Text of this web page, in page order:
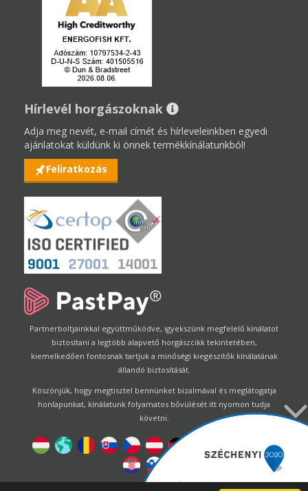
Hírlevél horgászoknak
Adja meg nevét, e-mail címét és hírleveleinkben egyedi
ajánlatokat küldünk ki önnek termékkínálatunkból!
Feliratkozás
Partnerboltjainkkal együttműködve, igyekszünk megfelelő kínálatot
biztosítani a legtöbb alapvető horgászcikk tekintetében,
kiemelkedően fontosnak tartjuk a minőségi kiegészítők kínálatának
állandó biztosítását.
Köszönjük, hogy megtisztel bennünket bizalmával és meglátogatja
honlapunkat, kínálatunk folyamatos bővülését itt nyomon tudja
követni.